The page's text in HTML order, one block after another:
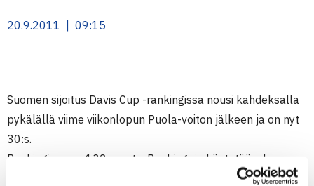
20.9.2011 | 09:15
Suomen sijoitus Davis Cup -rankingissa nousi kahdeksalla
pykälällä viime viikonlopun Puola-voiton jälkeen ja on nyt
30:s.
Rankingissa on 132 maata. Rankingeja käytetään, kun
sijoituksissa kaavioita tehtäessä. Poikkeuksen tekevät